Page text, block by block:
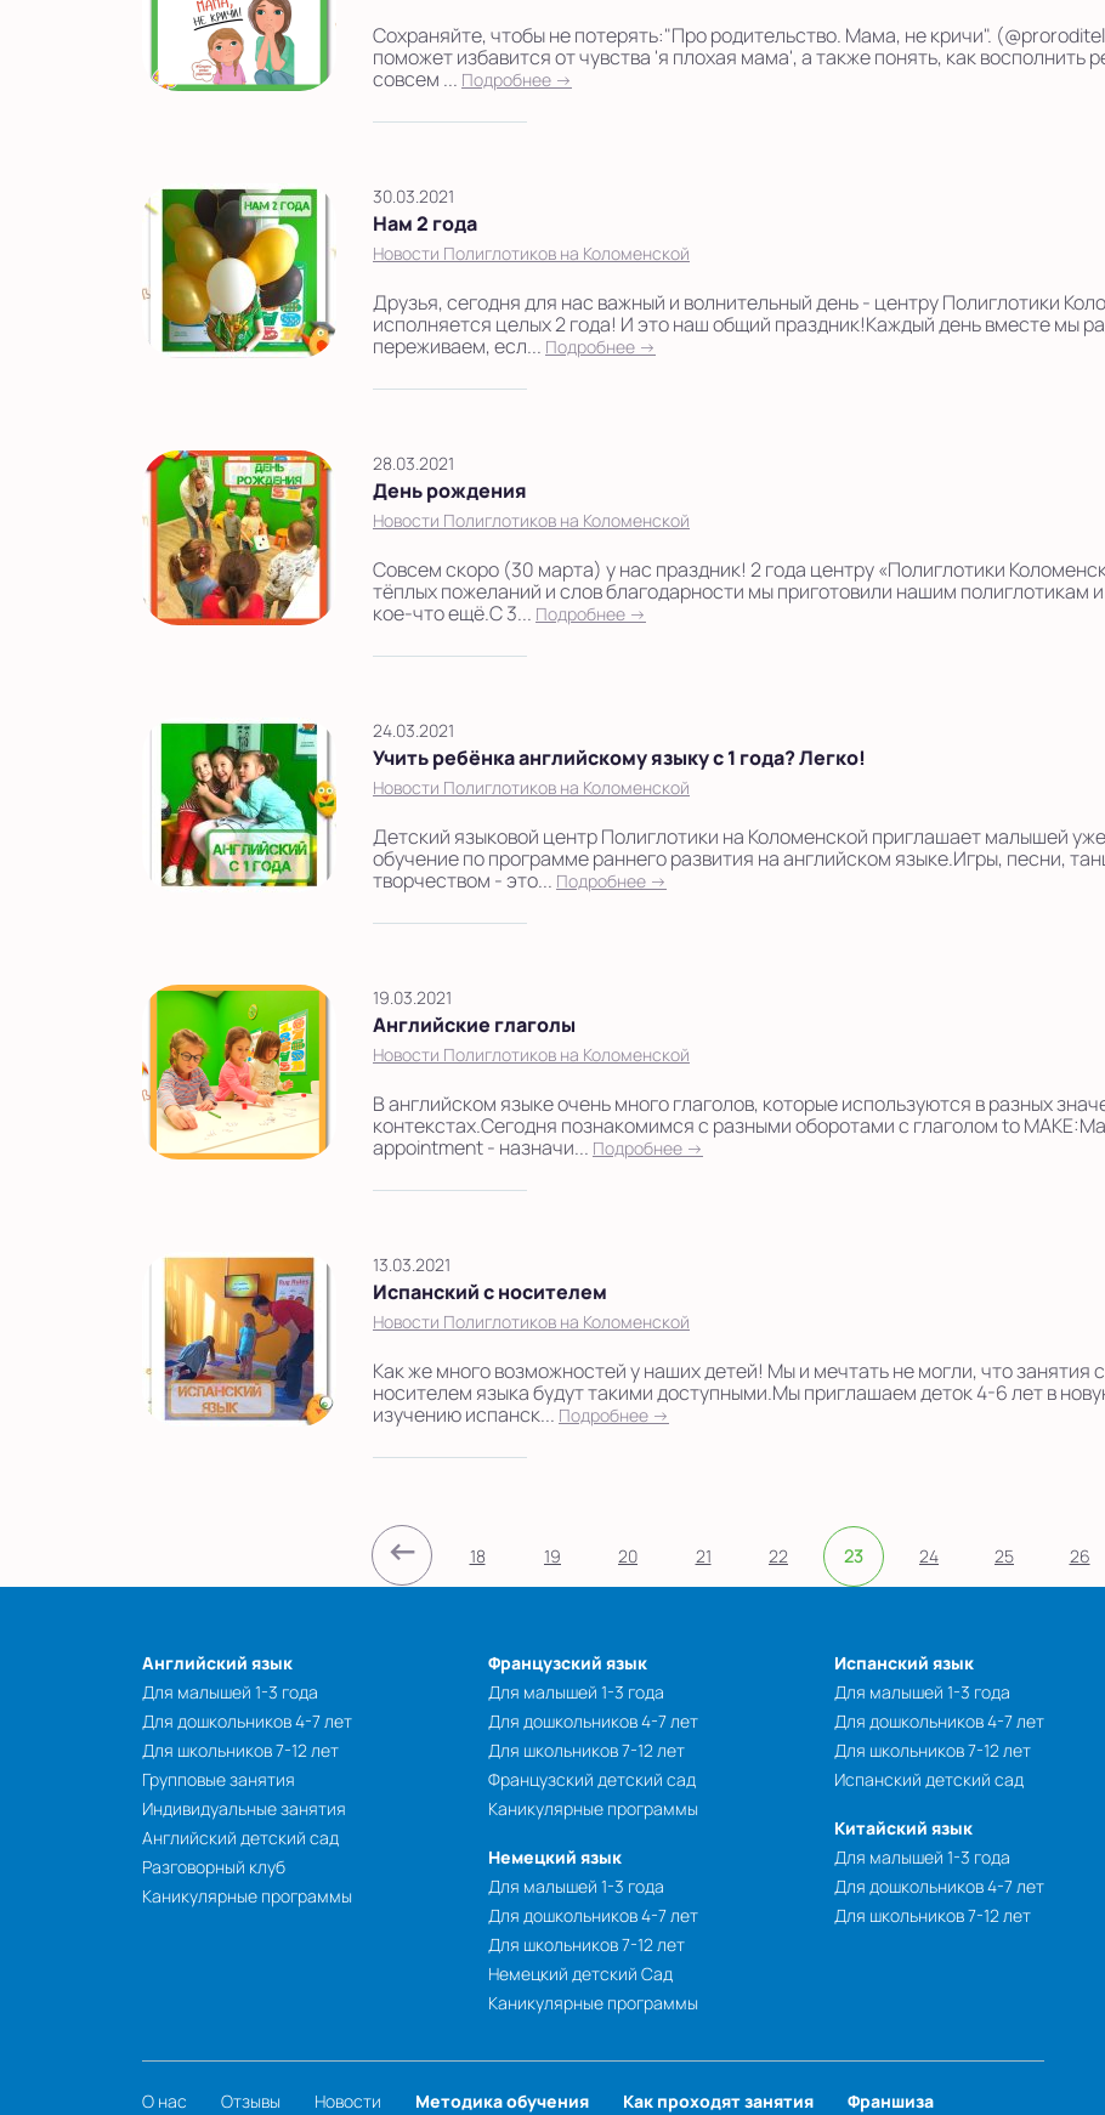
Сохраняйте, чтобы не потерять:"Про родительство. Мама, не кричи".
поможет избавится от чувства 'я плохая мама', а также понять, как восполнить
совсем ... Подробнее →
30.03.2021
Нам 2 года
Новости Полиглотиков на Коломенской
Друзья, сегодня для нас важный и волнительный день - центру Полиглотики
исполняется целых 2 года! И это наш общий праздник!Каждый день вместе мы
переживаем, есл... Подробнее →
28.03.2021
День рождения
Новости Полиглотиков на Коломенской
Совсем скоро (30 марта) у нас праздник! 2 года центру «Полиглотики
тёплых пожеланий и слов благодарности мы приготовили нашим полиглотикам
кое-что ещё.С 3... Подробнее →
24.03.2021
Учить ребёнка английскому языку с 1 года? Легко!
Новости Полиглотиков на Коломенской
Детский языковой центр Полиглотики на Коломенской приглашает малышей уже
обучение по программе раннего развития на английском языке.Игры, песни,
творчеством - это... Подробнее →
19.03.2021
Английские глаголы
Новости Полиглотиков на Коломенской
В английском языке очень много глаголов, которые используются в разных
контекстах.Сегодня познакомимся с разными оборотами с глаголом to
appointment - назначи... Подробнее →
13.03.2021
Испанский с носителем
Новости Полиглотиков на Коломенской
Как же много возможностей у наших детей! Мы и мечтать не могли, что занятия
носителем языка будут такими доступными.Мы приглашаем деток 4-6 лет в
изучению испанск... Подробнее →
← 18 19 20 21 22 23 24 25 26
Английский язык
Для малышей 1-3 года
Для дошкольников 4-7 лет
Для школьников 7-12 лет
Групповые занятия
Индивидуальные занятия
Английский детский сад
Разговорный клуб
Каникулярные программы
Французский язык
Для малышей 1-3 года
Для дошкольников 4-7 лет
Для школьников 7-12 лет
Французский детский сад
Каникулярные программы
Немецкий язык
Для малышей 1-3 года
Для дошкольников 4-7 лет
Для школьников 7-12 лет
Немецкий детский Сад
Каникулярные программы
Испанский язык
Для малышей 1-3 года
Для дошкольников 4-7 лет
Для школьников 7-12 лет
Испанский детский сад
Китайский язык
Для малышей 1-3 года
Для дошкольников 4-7 лет
Для школьников 7-12 лет
О нас Отзывы Новости Методика обучения Как проходят занятия Франшиза